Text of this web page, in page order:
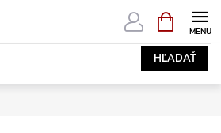
HĽADAŤ
KOŠÍK